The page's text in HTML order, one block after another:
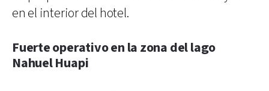
en el interior del hotel.
Fuerte operativo en la zona del lago
Nahuel Huapi